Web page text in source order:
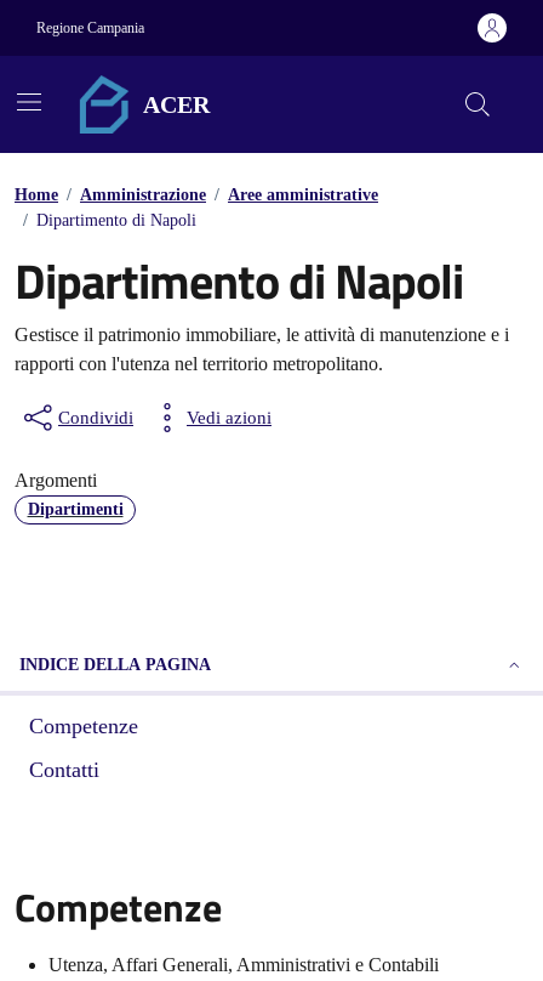
Regione Campania
ACER
Home / Amministrazione / Aree amministrative
/ Dipartimento di Napoli
Dipartimento di Napoli
Gestisce il patrimonio immobiliare, le attività di manutenzione e i
rapporti con l'utenza nel territorio metropolitano.
Condividi Vedi azioni
Argomenti
Dipartimenti
INDICE DELLA PAGINA
Competenze
Contatti
Competenze
Utenza, Affari Generali, Amministrativi e Contabili